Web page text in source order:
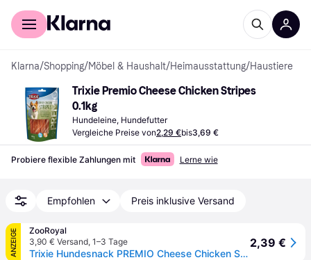
Für Shopper
Klarna/Shopping/Möbel & Haushalt/Heimausstattung/Haustiere
Trixie Premio Cheese Chicken Stripes
0.1kg
Hundeleine, Hundefutter
Vergleiche Preise von2,29 €bis3,69 €
Probiere flexible Zahlungen mit Lerne wie
Empfohlen Preis inklusive Versand
ANZEIGE
ZooRoyal
3,90 € Versand, 1–3 Tage
Trixie Hundesnack PREMIO Cheese Chicken Stripes 100g
2,39 €